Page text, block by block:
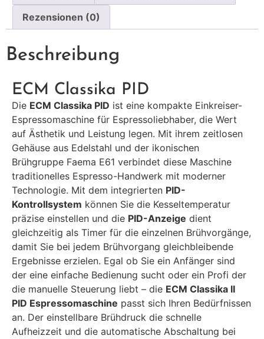
Rezensionen (0)
Beschreibung
ECM Classika PID
Die ECM Classika PID ist eine kompakte Einkreiser-
Espressomaschine für Espressoliebhaber, die Wert
auf Ästhetik und Leistung legen. Mit ihrem zeitlosen
Gehäuse aus Edelstahl und der ikonischen
Brühgruppe Faema E61 verbindet diese Maschine
traditionelles Espresso-Handwerk mit moderner
Technologie. Mit dem integrierten PID-
Kontrollsystem können Sie die Kesseltemperatur
präzise einstellen und die PID-Anzeige dient
gleichzeitig als Timer für die einzelnen Brühvorgänge,
damit Sie bei jedem Brühvorgang gleichbleibende
Ergebnisse erzielen. Egal ob Sie ein Anfänger sind
der eine einfache Bedienung sucht oder ein Profi der
die manuelle Steuerung liebt – die ECM Classika II
PID Espressomaschine passt sich Ihren Bedürfnissen
an. Der einstellbare Brühdruck die schnelle
Aufheizzeit und die automatische Abschaltung bei